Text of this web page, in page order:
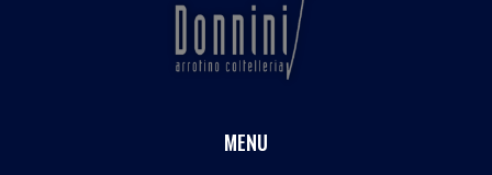
MENU